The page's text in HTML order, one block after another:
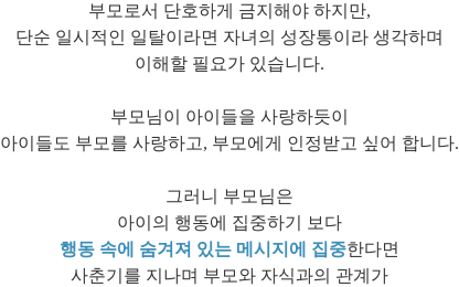
부모로서 단호하게 금지해야 하지만,
단순 일시적인 일탈이라면 자녀의 성장통이라 생각하며
이해할 필요가 있습니다.
부모님이 아이들을 사랑하듯이
아이들도 부모를 사랑하고, 부모에게 인정받고 싶어 합니다.
그러니 부모님은
아이의 행동에 집중하기 보다
행동 속에 숨겨져 있는 메시지에 집중한다면
사춘기를 지나며 부모와 자식과의 관계가